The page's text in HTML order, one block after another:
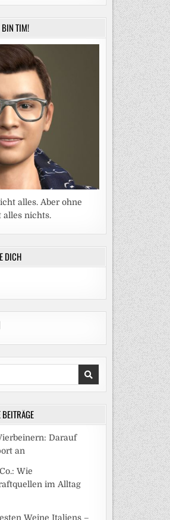
TIM!
alles. Aber ohne
alles nichts.
DICH
BEITRÄGE
Darauf
an
Wie
im Alltag
Weine Italiens –